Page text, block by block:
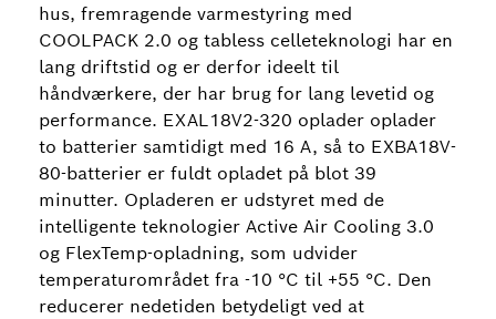
hus, fremragende varmestyring med
COOLPACK 2.0 og tabless celleteknologi har en
lang driftstid og er derfor ideelt til
håndværkere, der har brug for lang levetid og
performance. EXAL18V2-320 oplader oplader
to batterier samtidigt med 16 A, så to EXBA18V-
80-batterier er fuldt opladet på blot 39
minutter. Opladeren er udstyret med de
intelligente teknologier Active Air Cooling 3.0
og FlexTemp-opladning, som udvider
temperaturområdet fra -10 °C til +55 °C. Den
reducerer nedetiden betydeligt ved at